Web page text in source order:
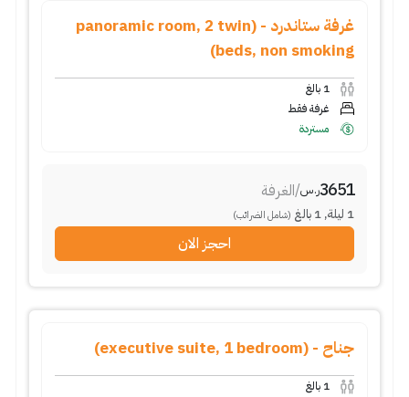
غرفة ستاندرد - (panoramic room, 2 twin
beds, non smoking)
1 بالغ
غرفة فقط
مستردة
3651ر.س/الغرفة
1 ليلة,
1 بالغ (شامل الضرائب)
احجز الان
جناح - (executive suite, 1 bedroom)
1 بالغ